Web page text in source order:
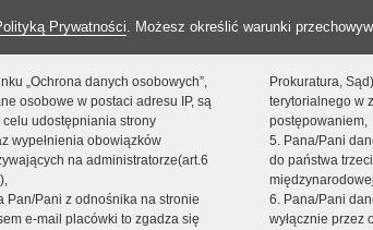
Prywatności. Możesz określić warunki
„Ochrona danych osobowych”,
osobowe w postaci adresu IP, są
udostępniania strony
wypełnienia obowiązków
na administratorze(art.6
Pan/Pani z odnośnika na stronie
e-mail placówki to zgadza się
Prokuratura,
terytorialnego w
postępowaniem,
5. Pana/Pani
do państwa
6. Pana/Pani
wyłącznie przez